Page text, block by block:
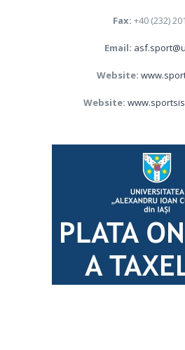
Fax: +40 (232)
Email:
Website:
Website: